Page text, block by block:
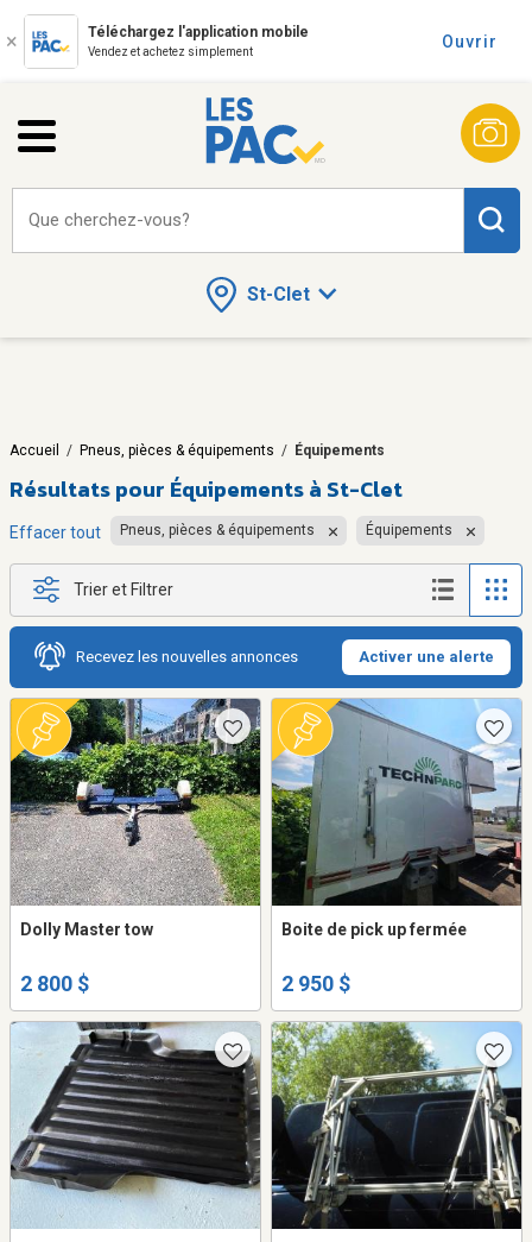
Téléchargez l'application mobile
Vendez et achetez simplement
Ouvrir
St-Clet
Que cherchez-vous?
Accueil / Pneus, pièces & équipements / Équipements
Résultats pour Équipements à St-Clet
Effacer tout Pneus, pièces & équipements Équipements
Trier et Filtrer
Recevez les nouvelles annonces Activer une alerte
Dolly Master tow
2 800 $
Boite de pick up fermée
2 950 $